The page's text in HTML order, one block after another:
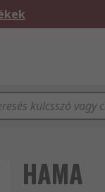
HAMA